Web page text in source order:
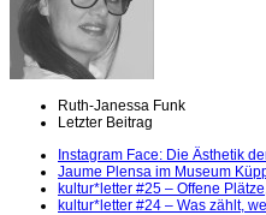
Ruth-Janessa Funk
Letzter Beitrag
Instagram Face: Die Ästhetik
Jaume Plensa im Museum
kultur*letter #25 – Offene
kultur*letter #24 – Was zählt,